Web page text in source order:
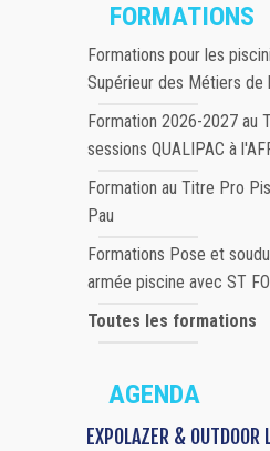
FORMATIONS
Formations pour les
Supérieur des Métiers de
Formation 2026-2027 au
sessions QUALIPAC à
Formation au Titre Pro
Pau
Formations Pose et
armée piscine avec ST
Toutes les formations
AGENDA
EXPOLAZER & OUTDOOR